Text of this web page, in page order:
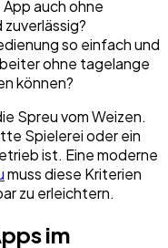
auch ohne
so einfach und
ohne tagelange
können?
Spreu vom Weizen.
Spielerei oder ein
ist. Eine moderne
muss diese Kriterien
zu erleichtern.
im